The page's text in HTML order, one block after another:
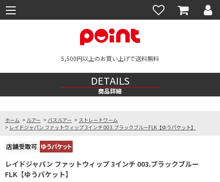
5,500円以上のお買い上げで送料無料
DETAILS
商品詳細
ホーム > ルアー > バスルアー > ストレートワーム
> レイドジャパン ファットウィップ 3インチ 003.ブラックブルーFLK【ゆうパケット】
レイドジャパン ファットウィップ 3インチ 003.ブラックブルー
FLK【ゆうパケット】